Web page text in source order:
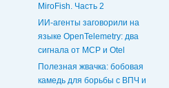
MiroFish. Часть 2
ИИ-агенты заговорили на
языке OpenTelemetry: два
сигнала от MCP и Otel
Полезная жвачка: бобовая
камедь для борьбы с ВПЧ и